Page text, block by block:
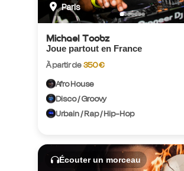
Paris
Michael Toobz
Joue partout en France
À partir de 350 €
Afro House
Disco / Groovy
Urbain / Rap / Hip-Hop
Écouter un morceau